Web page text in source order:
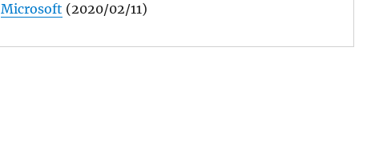
Microsoft (2020/02/11)